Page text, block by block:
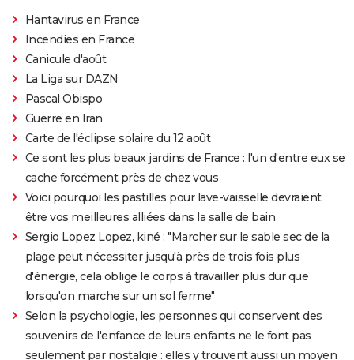
Hantavirus en France
Incendies en France
Canicule d'août
La Liga sur DAZN
Pascal Obispo
Guerre en Iran
Carte de l'éclipse solaire du 12 août
Ce sont les plus beaux jardins de France : l'un d'entre eux se
cache forcément près de chez vous
Voici pourquoi les pastilles pour lave-vaisselle devraient
être vos meilleures alliées dans la salle de bain
Sergio Lopez Lopez, kiné : "Marcher sur le sable sec de la
plage peut nécessiter jusqu'à près de trois fois plus
d'énergie, cela oblige le corps à travailler plus dur que
lorsqu'on marche sur un sol ferme"
Selon la psychologie, les personnes qui conservent des
souvenirs de l'enfance de leurs enfants ne le font pas
seulement par nostalgie : elles y trouvent aussi un moyen